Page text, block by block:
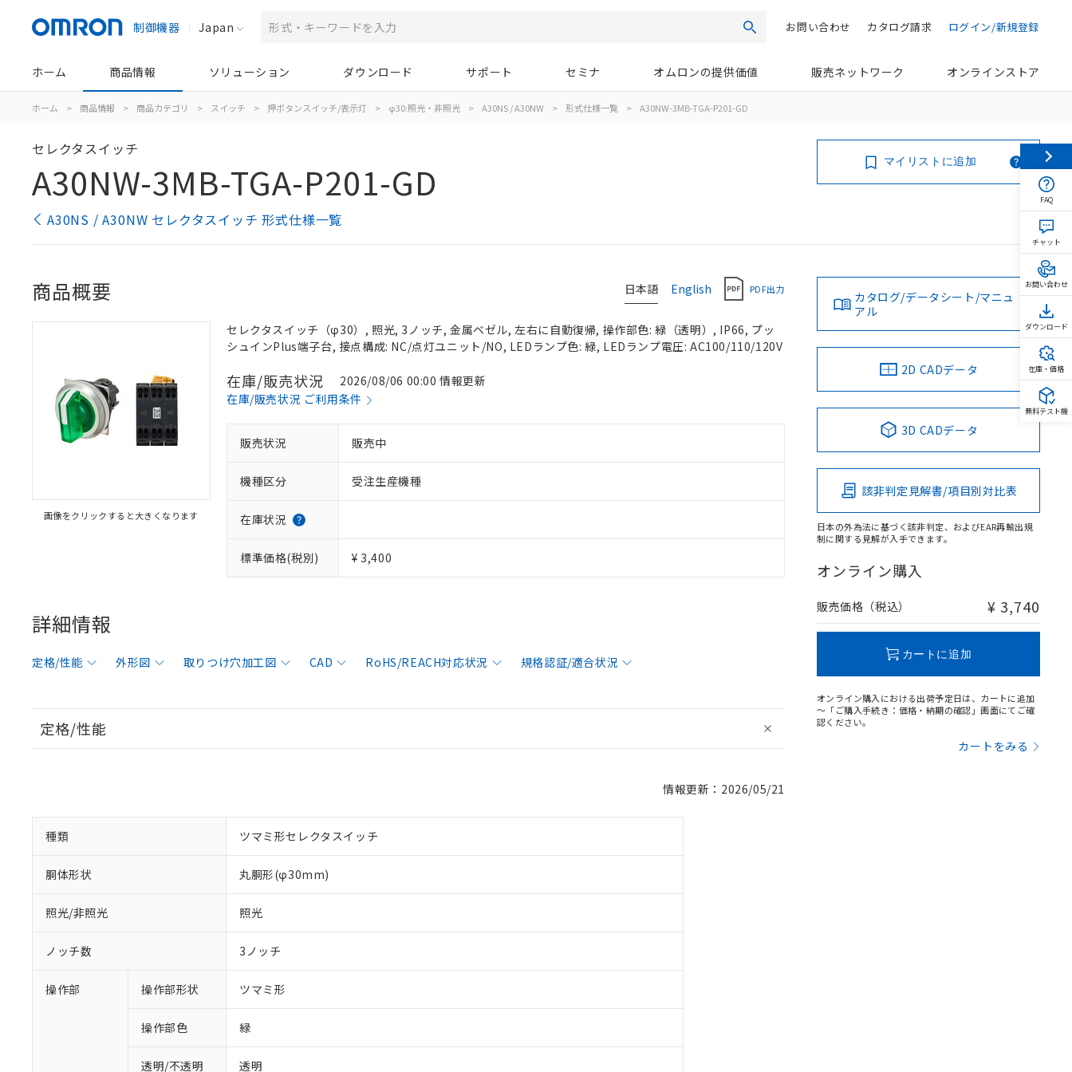
制御機器 Japan 検索 ログイン/新規登録
カタログ請求
お問い合わせ
ホーム 商品情報 ソリューション ダウンロード サポート セミナ オムロンの提供価値 販売ネットワーク オンラインストア
ホーム > 商品情報 > 商品カテゴリ > スイッチ > 押ボタンスイッチ/表示灯 > φ30:照光・非照光 > A30NS / A30NW > 形式仕様一覧 > A30NW-3MB-TGA-P201-GD
セレクタスイッチ
A30NW-3MB-TGA-P201-GD
A30NS / A30NW セレクタスイッチ 形式仕様一覧
マイリストに追加
日本語 English PDF出力
商品概要
画像をクリックすると大きくなります
セレクタスイッチ（φ30）, 照光, 3ノッチ, 金属ベゼル, 左右に自動復帰, 操作部色: 緑（透明）, IP66, プッ
シュインPlus端子台, 接点構成: NC/点灯ユニット/NO, LEDランプ色: 緑, LEDランプ電圧: AC100/110/120V
在庫/販売状況
2026/08/06 00:00 情報更新
在庫/販売状況 ご利用条件
販売状況 販売中
機種区分 受注生産機種
在庫状況
標準価格(税別) ¥ 3,400
詳細情報
定格/性能 外形図 取りつけ穴加工図 CAD RoHS/REACH対応状況 規格認証/適合状況
定格/性能
情報更新：2026/05/21
種類 ツマミ形セレクタスイッチ
胴体形状 丸胴形(φ30mm)
照光/非照光 照光
ノッチ数 3ノッチ
操作部 操作部形状 ツマミ形
操作部色 緑
透明/不透明 透明
カタログ/データシート/マニュ
アル
2D CADデータ
3D CADデータ
該非判定見解書/項目別対比表
日本の外為法に基づく該非判定、およびEAR再輸出規
制に関する見解が入手できます。
オンライン購入
販売価格（税込） ¥ 3,740
カートに追加
オンライン購入における出荷予定日は、カートに追加
～「ご購入手続き：価格・納期の確認」画面にてご確
認ください。
カートをみる
FAQ
チャット
お問い合わせ
ダウンロード
在庫・価格
無料テスト機